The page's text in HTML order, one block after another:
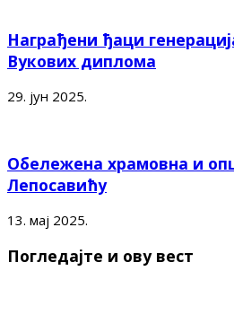
Награђени ђаци
Вукових диплома
29. јун 2025.
Обележена храмовна и
Лепосавићу
13. мај 2025.
Погледајте и ову вест